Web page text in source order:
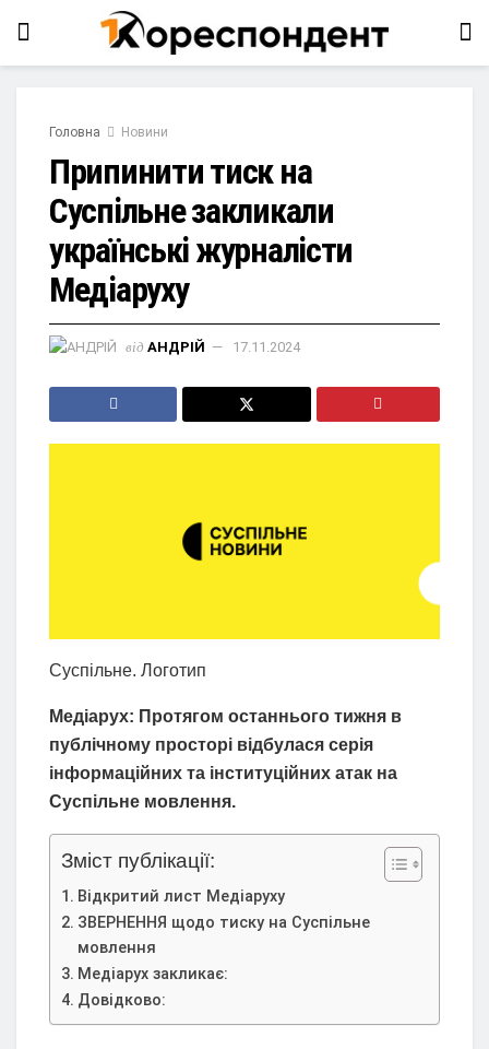
Головна Новини
Припинити тиск на
Суспільне закликали
українські журналісти
Медіаруху
від АНДРІЙ 17.11.2024
Суспільне. Логотип
Медіарух: Протягом останнього тижня в
публічному просторі відбулася серія
інформаційних та інституційних атак на
Суспільне мовлення.
Зміст публікації:
Відкритий лист Медіаруху
ЗВЕРНЕННЯ щодо тиску на Суспільне
мовлення
Медіарух закликає:
Довідково: